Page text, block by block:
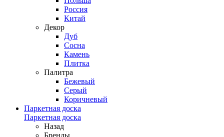
Россия
Китай
Декор
Дуб
Сосна
Камень
Плитка
Палитра
Бежевый
Серый
Коричневый
Паркетная доска
Паркетная доска
Назад
Бренды